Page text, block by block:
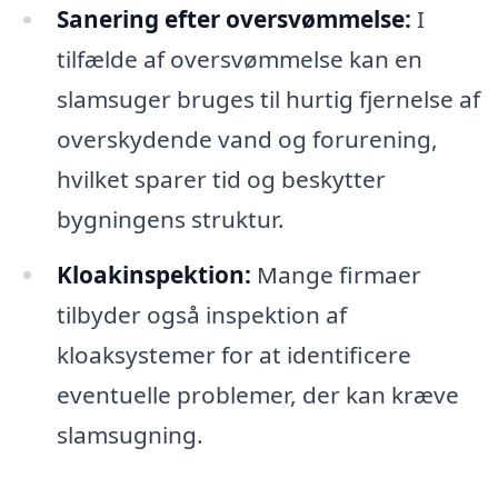
Sanering efter oversvømmelse: I
tilfælde af oversvømmelse kan en
slamsuger bruges til hurtig fjernelse af
overskydende vand og forurening,
hvilket sparer tid og beskytter
bygningens struktur.
Kloakinspektion: Mange firmaer
tilbyder også inspektion af
kloaksystemer for at identificere
eventuelle problemer, der kan kræve
slamsugning.